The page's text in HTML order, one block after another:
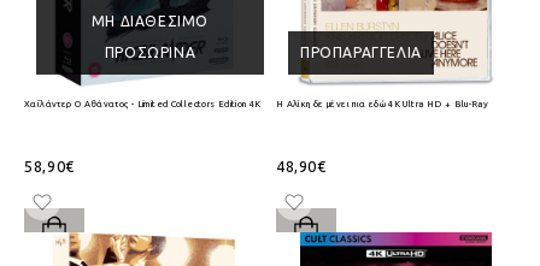
ΜΗ ΔΙΑΘΈΣΙΜΟ
ΠΡΟΣΩΡΙΝΆ
Χαϊλάντερ Ο Αθάνατος - Limited Collectors Edition 4K Ultra HD + Blu-Ray
58,90€
ΠΡΟΠΑΡΑΓΓΕΛΊΑ
Η Αλίκη δε μένει πια εδώ 4K Ultra HD + Blu-Ray
48,90€